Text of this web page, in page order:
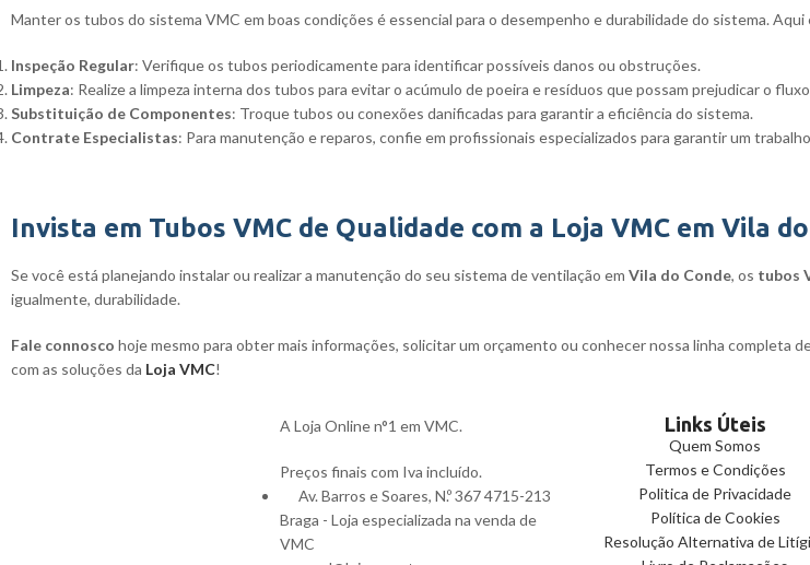
Manter os tubos do sistema VMC em boas condições é essencial para o desempenho e durabilidade do sistema. Aqui
Inspeção Regular: Verifique os tubos periodicamente para identificar possíveis danos ou obstruções.
Limpeza: Realize a limpeza interna dos tubos para evitar o acúmulo de poeira e resíduos que possam prejudicar o fluxo
Substituição de Componentes: Troque tubos ou conexões danificadas para garantir a eficiência do sistema.
Contrate Especialistas: Para manutenção e reparos, confie em profissionais especializados para garantir um
Invista em Tubos VMC de Qualidade com a Loja VMC em Vila
Se você está planejando instalar ou realizar a manutenção do seu sistema de ventilação em Vila do Conde, os tubos
igualmente, durabilidade.
Fale connosco hoje mesmo para obter mais informações, solicitar um orçamento ou conhecer nossa linha completa
com as soluções da Loja VMC!
A Loja Online n°1 em VMC.
Preços finais com Iva incluído.
Av. Barros e Soares, N.º 367 4715-213
Braga - Loja especializada na venda de
VMC
Links Úteis
Quem Somos
Termos e Condições
Politica de Privacidade
Política de Cookies
Resolução Alternativa de